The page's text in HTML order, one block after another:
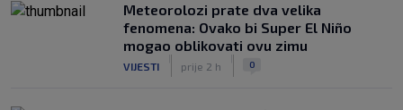
Meteorolozi prate dva velika
fenomena: Ovako bi Super El Niño
mogao oblikovati ovu zimu
VIJESTI prije 2 h 0